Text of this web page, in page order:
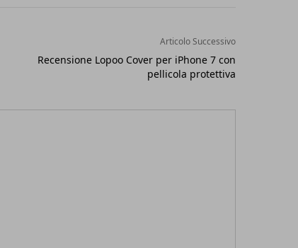
Articolo Successivo
Recensione Lopoo Cover per iPhone 7 con
pellicola protettiva